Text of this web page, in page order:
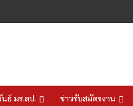
ธ์ มร.ลป. ข่าวรับสมัครงาน